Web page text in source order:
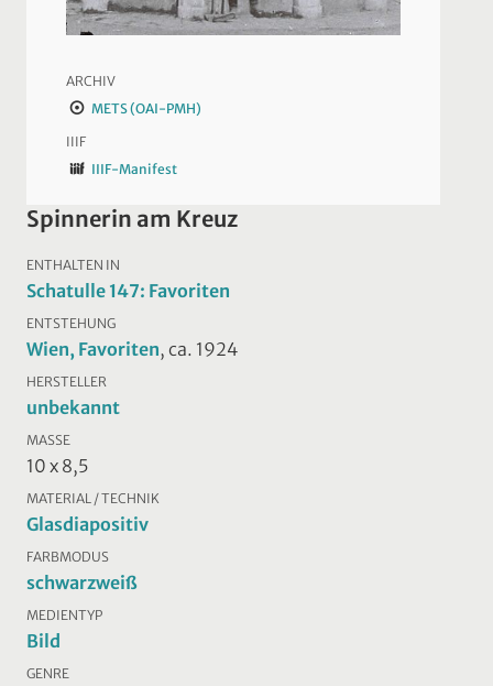
ARCHIV
METS (OAI-PMH)
IIIF
IIIF-Manifest
Spinnerin am Kreuz
ENTHALTEN IN
Schatulle 147: Favoriten
ENTSTEHUNG
Wien, Favoriten, ca. 1924
HERSTELLER
unbekannt
MASSE
10 x 8,5
MATERIAL / TECHNIK
Glasdiapositiv
FARBMODUS
schwarzweiß
MEDIENTYP
Bild
GENRE